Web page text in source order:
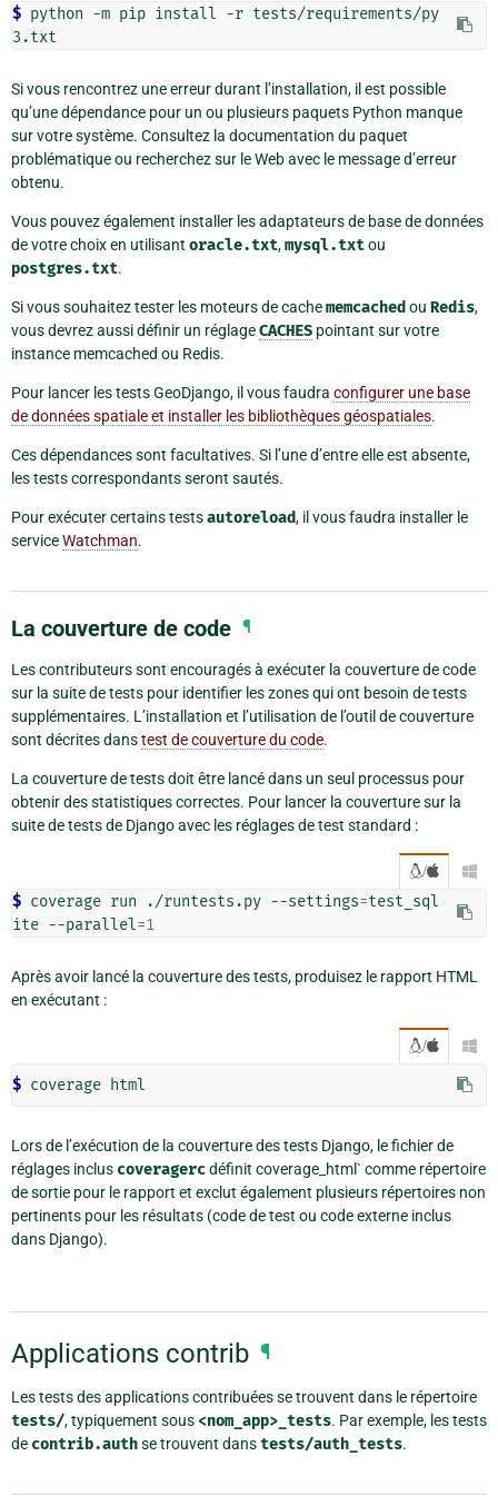
$ python -m pip install -r tests/requirements/py
Si vous rencontrez une erreur durant l’installation, il est possible
qu’une dépendance pour un ou plusieurs paquets Python manque
sur votre système. Consultez la documentation du paquet
problématique ou recherchez sur le Web avec le message d’erreur
obtenu.
Vous pouvez également installer les adaptateurs de base de données
de votre choix en utilisant oracle.txt,mysql.txtou
postgres.txt.
Si vous souhaitez tester les moteurs de cachememcached ou Redis,
vous devrez aussi définir un réglageCACHES pointant sur votre
instance memcached ou Redis.
Pour lancer les tests GeoDjango, il vous faudra configurer une base
de données spatiale et installer les bibliothèques géospatiales.
Ces dépendances sont facultatives. Si l’une d’entre elle est absente,
les tests correspondants seront sautés.
Pour exécuter certains testsautoreload, il vous faudra installer le
serviceWatchman.
La couverture de code ¶
Les contributeurs sont encouragés à exécuter la couverture de code
sur la suite de tests pour identifier les zones qui ont besoin de tests
supplémentaires. L’installation et l’utilisation de l’outil de couverture
sont décrites danstest de couverture du code.
La couverture de tests doit être lancé dans un seul processus pour
obtenir des statistiques correctes. Pour lancer la couverture sur la
suite de tests de Django avec les réglages de test standard :
/ 
$ coverage run ./runtests.py --settings=test_sql
ite --parallel=1
Après avoir lancé la couverture des tests, produisez le rapport HTML
en exécutant :
/ 
$
Lors de l’exécution de la couverture des tests Django, le fichier de
réglages inclus coveragercdéfinit coverage_html` comme répertoire
de sortie pour le rapport et exclut également plusieurs répertoires non
pertinents pour les résultats (code de test ou code externe inclus
dans Django).
Applications contrib ¶
Les tests des applications contribuées se trouvent dans le répertoire
tests/, typiquement sous <nom_app>_tests. Par exemple, les tests
de contrib.authse trouvent danstests/auth_tests.